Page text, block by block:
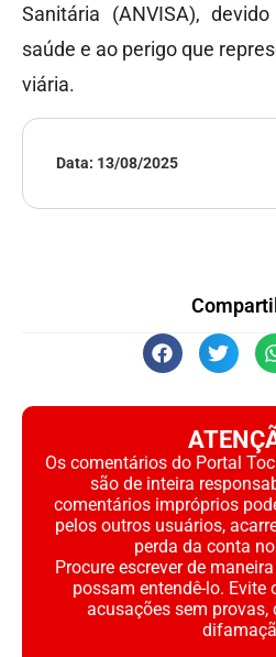
Sanitária (ANVISA),
saúde e ao perigo que
viária.
Data: 13/08/2025
Os comentários do Portal
são de inteira
comentários impróprios
pelos outros usuários,
perda da conta
Procure escrever de
possam entendê-lo. Evite
acusações sem